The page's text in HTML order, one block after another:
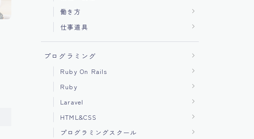
働き方
仕事道具
プログラミング
Ruby On Rails
Ruby
Laravel
HTML&CSS
プログラミングスクール